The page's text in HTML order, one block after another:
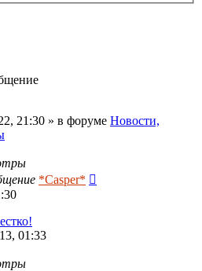
21:30 » в форуме Новости,
*Casper*
01:33